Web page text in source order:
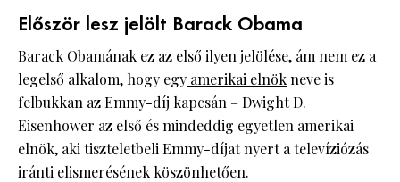
Először lesz jelölt Barack Obama
Barack Obamának ez az első ilyen jelölése, ám nem ez a
legelső alkalom, hogy egy amerikai elnökneve is
felbukkan az Emmy-díj kapcsán – Dwight D.
Eisenhower az első és mindeddig egyetlen amerikai
elnök, aki tiszteletbeli Emmy-díjat nyert a televíziózás
iránti elismerésének köszönhetően.